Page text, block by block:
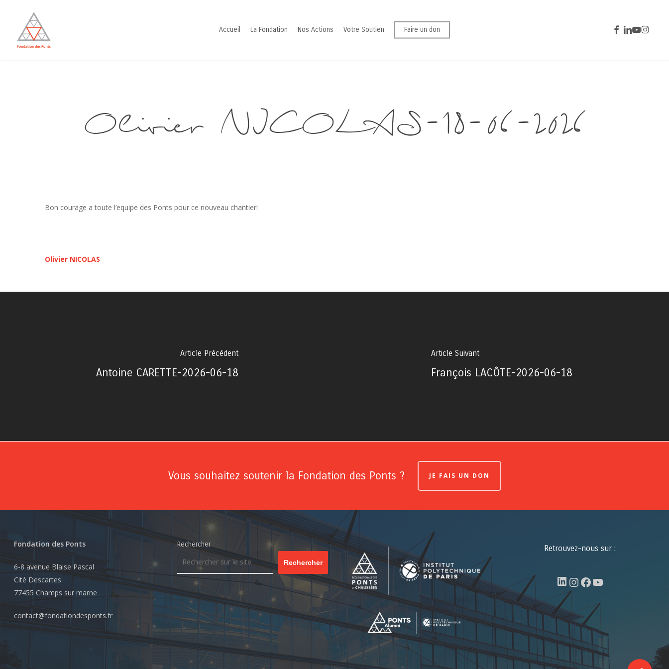
content
Accueil La Fondation Nos Actions Votre Soutien Faire un don facebook
linkedin
youtubeinstagram
Olivier NICOLAS-18-06-2026
Bon courage a toute l’equipe des Ponts pour ce nouveau chantier!
Olivier NICOLAS
Article Précédent
Antoine CARETTE-2026-06-18
Article Suivant
François LACÔTE-2026-06-18
Vous souhaitez soutenir la Fondation des Ponts ? JE FAIS UN DON
Fondation des Ponts
6-8 avenue Blaise Pascal
Cité Descartes
77455 Champs sur marne
contact@fondationdesponts.fr
Rechercher
Rechercher
Retrouvez-nous sur :
LinkedIn
Instagram
Facebook